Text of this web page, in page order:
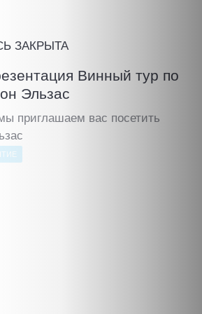
ЗАКРЫТА
Винный тур по
Эльзас
приглашаем вас посетить